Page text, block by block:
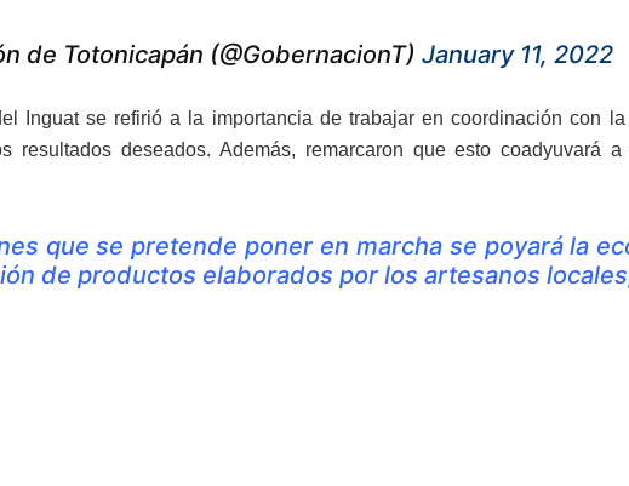
de Totonicapán (@GobernacionT) January 11, 2022
Inguat se refirió a la importancia de trabajar en coordinación con la
resultados deseados. Además, remarcaron que esto coadyuvará
que se pretende poner en marcha se poyará la
de productos elaborados por los artesanos